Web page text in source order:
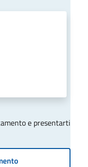
e presentarti